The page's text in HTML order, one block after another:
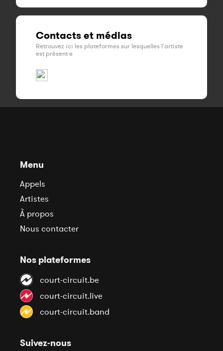
Contacts et médias
Retrouvez ici les plateformes sur lesquelles l'artiste
est présent·e
Menu
Appels
Artistes
À propos
Nous contacter
Nos plateformes
court-circuit.be
court-circuit.live
court-circuit.band
Suivez-nous